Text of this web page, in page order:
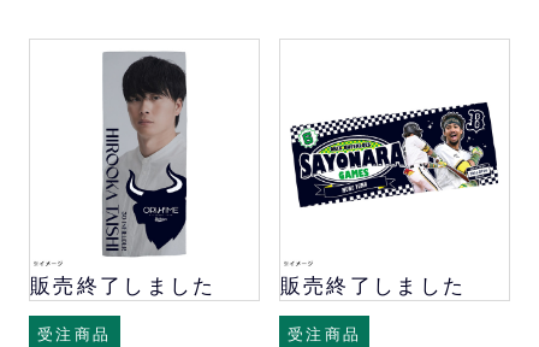
販売終了しました
受注商品
販売終了しました
受注商品